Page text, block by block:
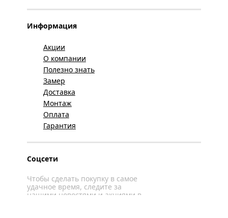
Информация
Акции
О компании
Полезно знать
Замер
Доставка
Монтаж
Оплата
Гарантия
Соцсети
Чтобы сделать покупку в самое
удачное время, следите за
нашими новостями и акциями в